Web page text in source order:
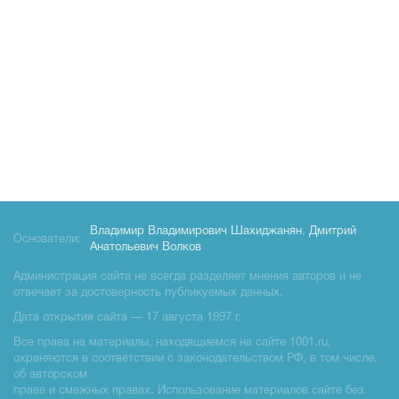
Основатели:
Владимир Владимирович Шахиджанян, Дмитрий
Анатольевич Волков
Администрация сайта не всегда разделяет мнения авторов и не
отвечает за достоверность публикуемых данных.
Дата открытия сайта — 17 августа 1997 г.
Все права на материалы, находящиемся на сайте 1001.ru,
охраняются в соответствии с законодательством РФ, в том числе,
об авторском
праве и смежных правах. Использование материалов сайте без